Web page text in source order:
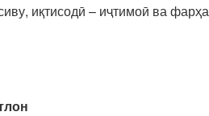
иқтисодӣ – иҷтимоӣ ва